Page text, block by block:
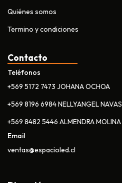
Quiénes somos
Termino y condiciones
Contacto
Teléfonos
+569 5172 7473 JOHANA OCHOA
+569 8196 6984 NELLYANGEL NAVAS
+569 8482 5446 ALMENDRA MOLINA
Email
ventas@espacioled.cl